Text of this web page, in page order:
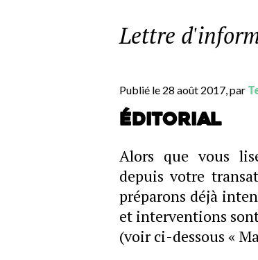
Lettre
Publié le 28 août 2017, par
Éditorial
Alors que vous
depuis votre
préparons déjà
et interventions
(voir ci-dessous «